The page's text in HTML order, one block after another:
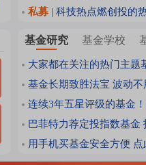
私募 | 科技热点燃创投的
基金研究 基金学校
大家都在关注的热门主题
基金长期致胜法宝 波动
连续3年五星评级的基金！
巴菲特力荐定投指数基金
用手机买基金安全方便